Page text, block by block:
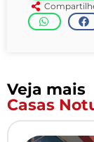
Veja mais
Casas